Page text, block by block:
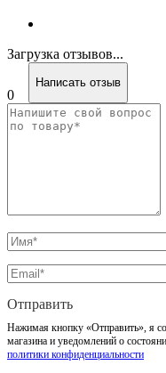
Загрузка отзывов...
0
Написать отзыв
Отправить
Нажимая кнопку «Отправить», я
магазина и уведомлений о
политики конфиденциальности